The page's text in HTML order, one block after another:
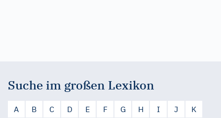
Suche im großen Lexikon
A B C D E F G H I J
K